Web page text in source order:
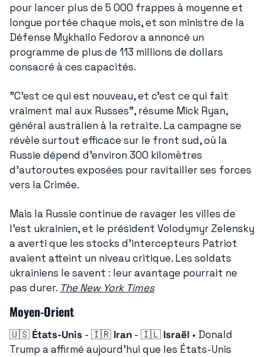
pour lancer plus de 5 000 frappes à moyenne et
longue portée chaque mois, et son ministre de la
Défense Mykhailo Fedorov a annoncé un
programme de plus de 113 millions de dollars
consacré à ces capacités.
"C'est ce qui est nouveau, et c'est ce qui fait
vraiment mal aux Russes", résume Mick Ryan,
général australien à la retraite. La campagne se
révèle surtout efficace sur le front sud, où la
Russie dépend d'environ 300 kilomètres
d'autoroutes exposées pour ravitailler ses forces
vers la Crimée.
Mais la Russie continue de ravager les villes de
l'est ukrainien, et le président Volodymyr Zelensky
a averti que les stocks d'intercepteurs Patriot
avaient atteint un niveau critique. Les soldats
ukrainiens le savent : leur avantage pourrait ne
pas durer. The New York Times
Moyen-Orient
🇺🇸 États-Unis - 🇮🇷 Iran - 🇮🇱 Israël • Donald
Trump a affirmé aujourd'hui que les États-Unis